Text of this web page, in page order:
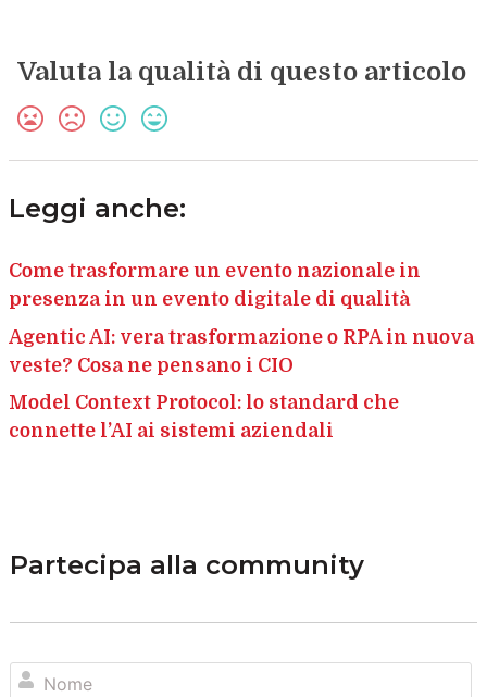
Valuta la qualità di questo articolo
Leggi anche:
Come trasformare un evento nazionale in
presenza in un evento digitale di qualità
Agentic AI: vera trasformazione o RPA in nuova
veste? Cosa ne pensano i CIO
Model Context Protocol: lo standard che
connette l’AI ai sistemi aziendali
Partecipa alla community